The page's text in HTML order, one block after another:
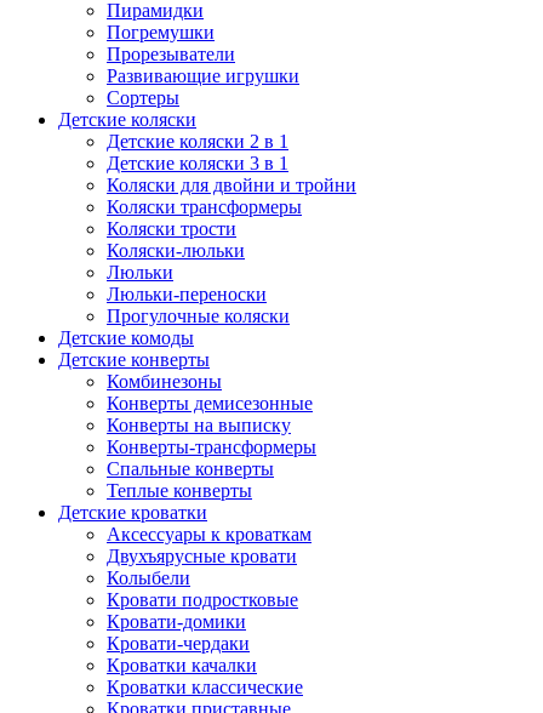
Пирамидки
Погремушки
Прорезыватели
Развивающие игрушки
Сортеры
Детские коляски
Детские коляски 2 в 1
Детские коляски 3 в 1
Коляски для двойни и тройни
Коляски трансформеры
Коляски трости
Коляски-люльки
Люльки
Люльки-переноски
Прогулочные коляски
Детские комоды
Детские конверты
Комбинезоны
Конверты демисезонные
Конверты на выписку
Конверты-трансформеры
Спальные конверты
Теплые конверты
Детские кроватки
Аксессуары к кроваткам
Двухъярусные кровати
Колыбели
Кровати подростковые
Кровати-домики
Кровати-чердаки
Кроватки качалки
Кроватки классические
Кроватки приставные